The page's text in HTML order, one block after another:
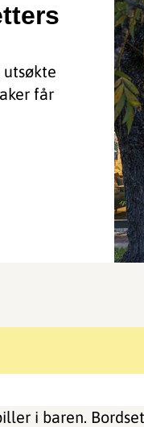
får
i baren.